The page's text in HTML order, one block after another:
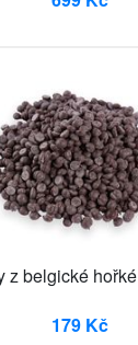
z belgické
179 Kč